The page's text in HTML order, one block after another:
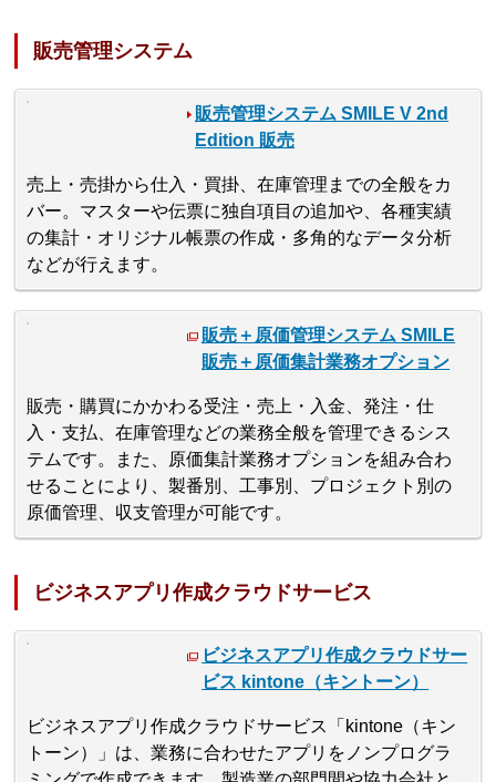
販売管理システム
販売管理システム SMILE V 2nd
Edition 販売
売上・売掛から仕入・買掛、在庫管理までの全般をカ
バー。マスターや伝票に独自項目の追加や、各種実績
の集計・オリジナル帳票の作成・多角的なデータ分析
などが行えます。
販売＋原価管理システム SMILE
販売＋原価集計業務オプション
販売・購買にかかわる受注・売上・入金、発注・仕
入・支払、在庫管理などの業務全般を管理できるシス
テムです。また、原価集計業務オプションを組み合わ
せることにより、製番別、工事別、プロジェクト別の
原価管理、収支管理が可能です。
ビジネスアプリ作成クラウドサービス
ビジネスアプリ作成クラウドサー
ビス kintone（キントーン）
ビジネスアプリ作成クラウドサービス「kintone（キン
トーン）」は、業務に合わせたアプリをノンプログラ